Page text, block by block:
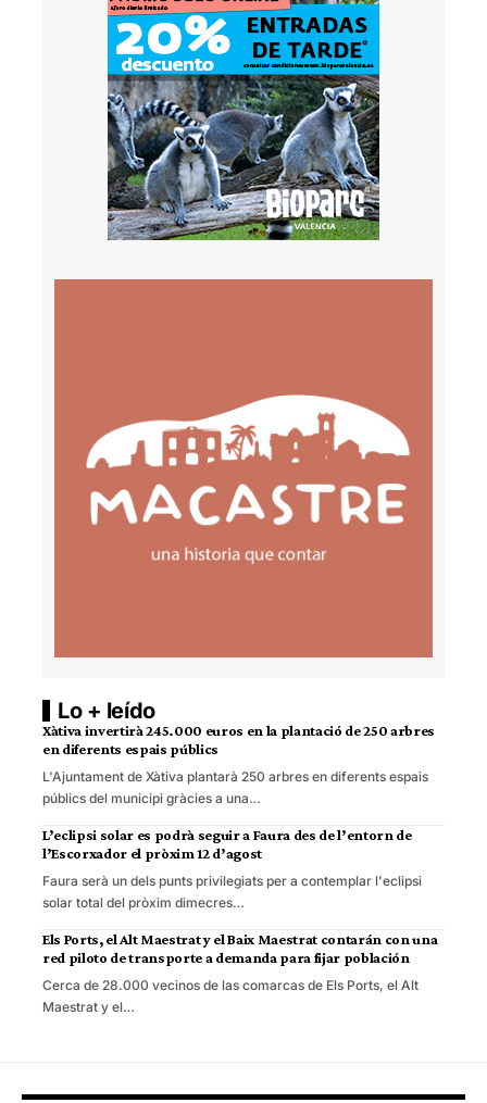
Lo + leído
Xàtiva invertirà 245.000 euros en la plantació de 250 arbres
en diferents espais públics
L'Ajuntament de Xàtiva plantarà 250 arbres en diferents espais
públics del municipi gràcies a una…
L’eclipsi solar es podrà seguir a Faura des de l’entorn de
l’Escorxador el pròxim 12 d’agost
Faura serà un dels punts privilegiats per a contemplar l'eclipsi
solar total del pròxim dimecres…
Els Ports, el Alt Maestrat y el Baix Maestrat contarán con una
red piloto de transporte a demanda para fijar población
Cerca de 28.000 vecinos de las comarcas de Els Ports, el Alt
Maestrat y el…